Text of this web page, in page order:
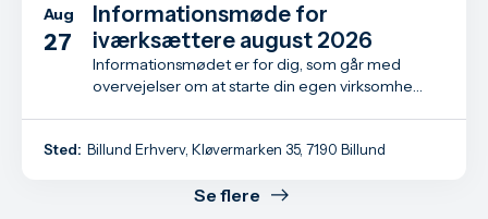
Se flere
Aug
27
Informationsmøde for
iværksættere august 2026
Informationsmødet er for dig, som går med
overvejelser om at starte din egen virksomhed
Sted: Billund Erhverv, Kløvermarken 35, 7190 Billund